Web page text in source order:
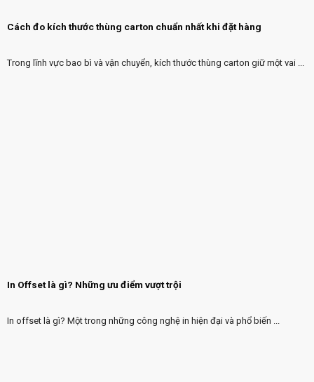
Cách đo kích thước thùng carton chuẩn nhất khi đặt hàng
Trong lĩnh vực bao bì và vận chuyển, kích thước thùng carton giữ một vai ...
In Offset là gì? Những ưu điểm vượt trội
In offset là gì? Một trong những công nghệ in hiện đại và phổ biến ...